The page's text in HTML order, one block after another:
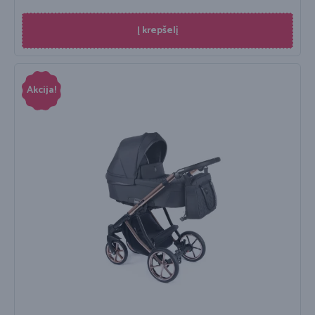
Į krepšelį
Akcija!